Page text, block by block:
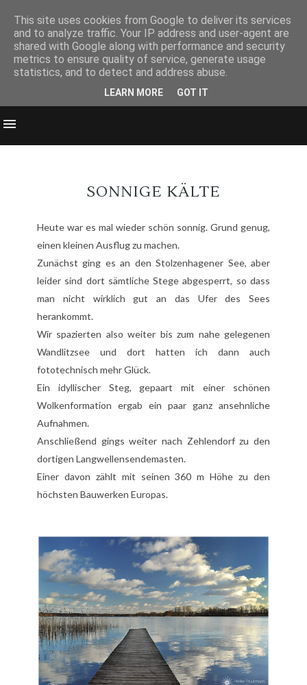
SONNIGE KÄLTE
Heute war es mal wieder schön sonnig. Grund genug,
einen kleinen Ausflug zu machen.
Zunächst ging es an den Stolzenhagener See, aber
leider sind dort sämtliche Stege abgesperrt, so dass
man nicht wirklich gut an das Ufer des Sees
herankommt.
Wir spazierten also weiter bis zum nahe gelegenen
Wandlitzsee und dort hatten ich dann auch
fototechnisch mehr Glück.
Ein idyllischer Steg, gepaart mit einer schönen
Wolkenformation ergab ein paar ganz ansehnliche
Aufnahmen.
Anschließend gings weiter nach Zehlendorf zu den
dortigen Langwellensendemasten.
Einer davon zählt mit seinen 360 m Höhe zu den
höchsten Bauwerken Europas.
This site uses cookies from Google to deliver its services
and to analyze traffic. Your IP address and user-agent are
shared with Google along with performance and security
metrics to ensure quality of service, generate usage
statistics, and to detect and address abuse.
LEARN MORE GOT IT